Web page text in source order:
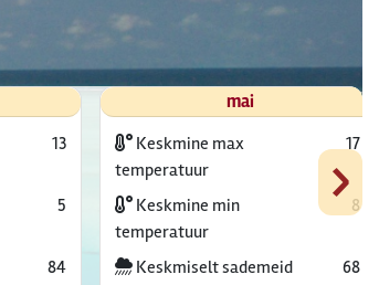
›
13
5
84
mai
Keskmine max
temperatuur
17
Keskmine min
temperatuur
8
Keskmiselt sademeid
68